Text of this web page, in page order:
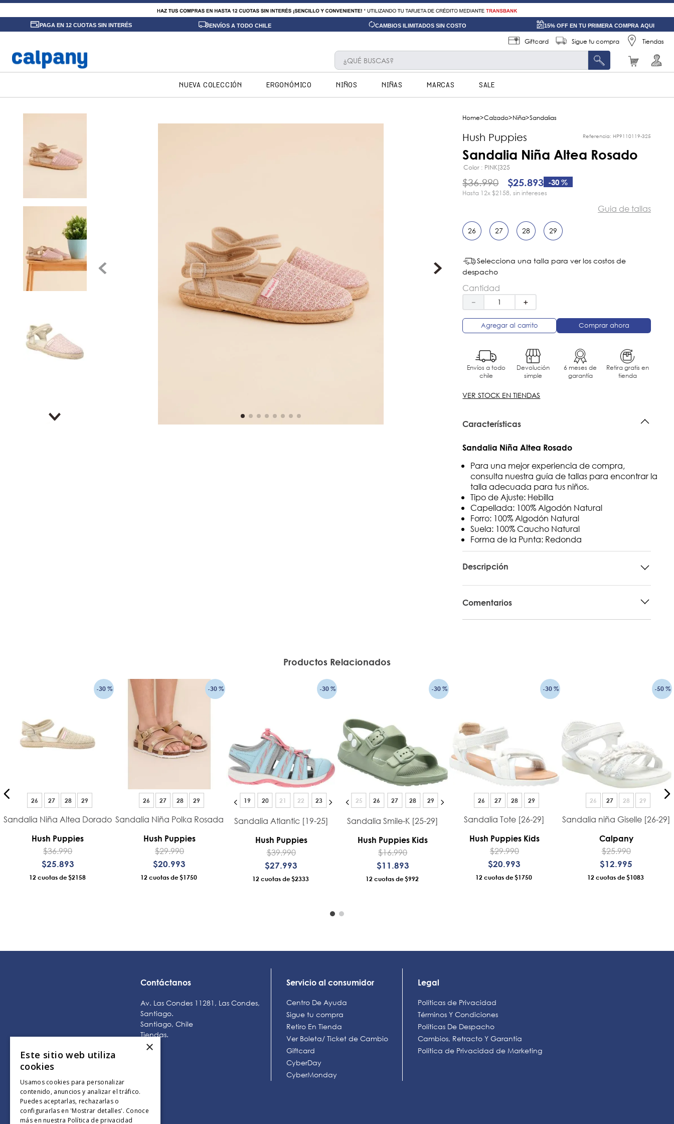
PAGA EN 12 CUOTAS SIN INTERÉS ENVÍOS A TODO CHILE CAMBIOS ILIMITADOS SIN COSTO 15% OFF EN TU PRIMERA COMPRA AQUI
Giftcard Sigue tu compra Tiendas
¿QUÉ BUSCAS?
NUEVA COLECCIÓN ERGONÓMICO NIÑOS NIÑAS MARCAS SALE
Calzado Niña Sandalias
Hush Puppies Referencia: HP9110119-325
Sandalia Niña Altea Rosado
Color PINK[325
$36.990 $25.893 -30 %
12x$2158 sin intereses
Guia de tallas
26 27 28 29
Selecciona una talla para ver los costos de
despacho
Cantidad
＋
－
Agregar al carrito Comprar ahora
Envíos a todo
chile
Devolución
simple
6 meses de
garantía
Retira gratis en
tienda
VER STOCK EN TIENDAS
Características
Sandalia Niña Altea Rosado
Para una mejor experiencia de compra,
consulta nuestra guía de tallas para encontrar la
talla adecuada para tus niños.
Tipo de Ajuste: Hebilla
Capellada: 100% Algodón Natural
Forro: 100% Algodón Natural
Suela: 100% Caucho Natural
Forma de la Punta: Redonda
Descripción
Comentarios
Productos Relacionados
-30 %
26 27 28 29
Sandalia Niña Altea Dorado
Hush Puppies
$36.990
$25.893
12 $2158
-30 %
26 27 28 29
Sandalia Niña Polka Rosada
Hush Puppies
$29.990
$20.993
12 $1750
-30 %
19 20 21 22 23
Sandalia Atlantic [19-25]
Hush Puppies
$39.990
$27.993
12 $2333
-30 %
25 26 27 28 29
Sandalia Smile-K [25-29]
Hush Puppies Kids
$16.990
$11 .893
12 $992
-30 %
26 27 28 29
Sandalia Tote [26-29]
Hush Puppies Kids
$29.990
$20.993
12 $1750
-50 %
26 27 28 29
Sandalia niña Giselle [26-29]
Calpany
$25.990
$12.995
12 $1083
Contáctanos
Av. Las Condes 11281, Las Condes,
Santiago.
Santiago, Chile
Tiendas.
Servicio al consumidor
Centro De Ayuda
Sigue tu compra
Retiro En Tienda
Ver Boleta/ Ticket de Cambio
Giftcard
CyberDay
CyberMonday
Legal
Políticas de Privacidad
Términos Y Condiciones
Políticas De Despacho
Cambios, Retracto Y Garantía
Política de Privacidad de Marketing
×
Este sitio web utiliza
cookies
Usamos cookies para personalizar
contenido, anuncios y analizar el tráfico.
Puedes aceptarlas, rechazarlas o
configurarlas en 'Mostrar detalles'. Conoce
más en nuestra Política de privacidad
TÉRMINOS MÁS BUSCADOS
1.
ninos
10. sandalias